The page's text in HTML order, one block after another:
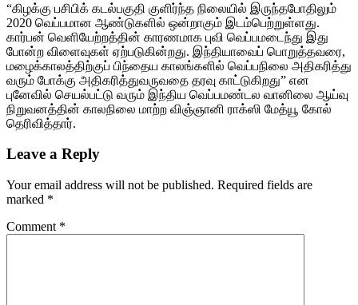
“கிழக்கு பசிபிக் கடல்பகுதி குளிர்ந்த நிலையில் இருந்தபோதிலும்
2020 வெப்பமான ஆண்டுகளில் ஒன்றாகும் இடம்பெற்றுள்ளது.
கார்பன் வெளியேற்றத்தின் காரணமாக புவி வெப்பமடைந்து இது
போன்ற விளைவுகள் ஏற்படுகின்றது. இந்தியாவைப் பொறுத்தவரை,
மழைக்காலத்திற்குப் பிந்தைய காலங்களில் வெப்பநிலை அதிகரித்து
வரும் போக்கு அதிகரித்துவருவதை தரவு காட்டுகிறது” என
புனேவில் செயல்பட்டு வரும் இந்திய வெப்பமண்டல வானிலை ஆய்வு
நிறுவனத்தின் காலநிலை மாற்ற விஞ்ஞானி ராக்ஸி மேத்யூ கோல்
தெரிவித்தார்.
Leave a Reply
Your email address will not be published. Required fields are
marked *
Comment *